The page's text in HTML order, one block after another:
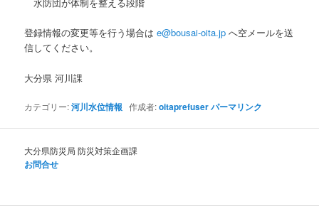
水防団が体制を整える段階
登録情報の変更等を行う場合はe@bousai-oita.jp へ空メールを送
信してください。
大分県 河川課
カテゴリー:河川水位情報 作成者:oitaprefuserパーマリンク
大分県防災局 防災対策企画課
お問合せ